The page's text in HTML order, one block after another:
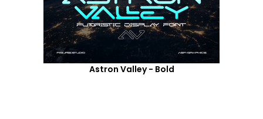
Astron Valley - Bold